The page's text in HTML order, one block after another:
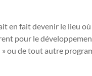
en fait devenir le lieu
pour le
» ou de tout autre